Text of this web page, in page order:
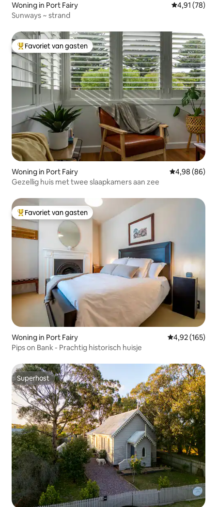
Woning in Port Fairy Gemiddelde
4,91 (78)
Sunways ~ strand
Topfavoriet van gasten
Favoriet van gasten
Woning in Port Fairy Gemiddelde
4,98 (86)
Gezellig huis met twee slaapkamers aan zee
Topfavoriet van gasten
Favoriet van gasten
Woning in Port Fairy Gemiddelde
4,92 (165)
Pips on Bank - Prachtig historisch huisje
Superhost
Superhost